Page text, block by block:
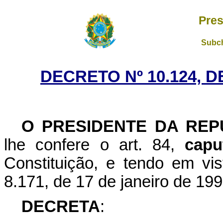
DECRETO Nº 10.124,
O PRESIDENTE DA
lhe confere o art. 84,
Constituição, e tendo em
8.171, de 17 de janeiro de
DECRETA: